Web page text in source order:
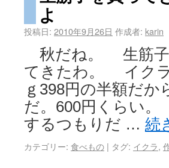
よ
投稿日: 2010年9月26日 作成者: karin
秋だね。 生筋子
てきたわ。 イク
ｇ398円の半額だ
だ。600円くらい
するつもりだ … 続
カテゴリー: 食べもの | タグ: イクラ,